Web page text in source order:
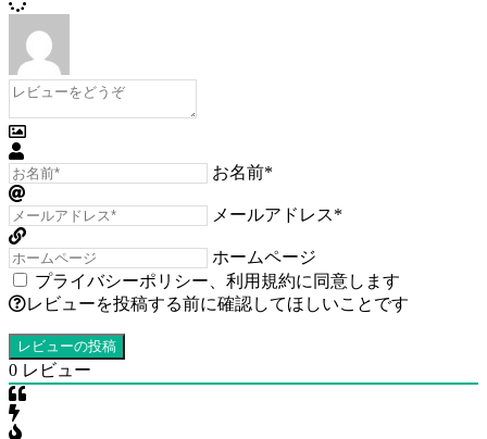
お名前*
メールアドレス*
ホームページ
プライバシーポリシー
利用規約に同意します
レビューを投稿する前に確認してほしいことです
0 レビュー